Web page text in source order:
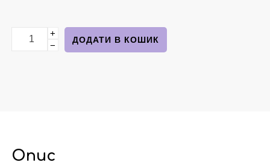
Бавовняна футболка чорна з написом від Н&М
+
−
ДОДАТИ В КОШИК
Опис